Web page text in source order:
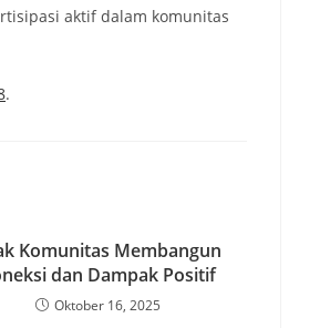
aktif dalam komunitas
.
Komunitas Membangun
dan Dampak Positif
Oktober 16, 2025